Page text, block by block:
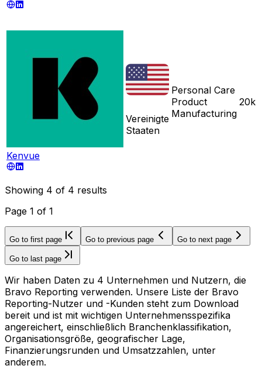
Kenvue
Vereinigte
Staaten
Personal Care
Product
Manufacturing
20k
Showing 4 of 4 results
Page 1 of 1
Go to first page Go to previous page Go to next page
Go to last page
Wir haben Daten zu 4 Unternehmen und Nutzern, die
Bravo Reporting verwenden. Unsere Liste der Bravo
Reporting-Nutzer und -Kunden steht zum Download
bereit und ist mit wichtigen Unternehmensspezifika
angereichert, einschließlich Branchenklassifikation,
Organisationsgröße, geografischer Lage,
Finanzierungsrunden und Umsatzzahlen, unter
anderem.